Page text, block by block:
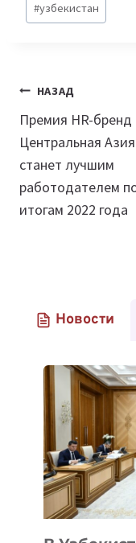
#узбекистан
Навигация
по
записям
НАЗАД
Премия HR-бренд
Центральная
станет лучшим
работодателем
итогам 2022 года
Новости